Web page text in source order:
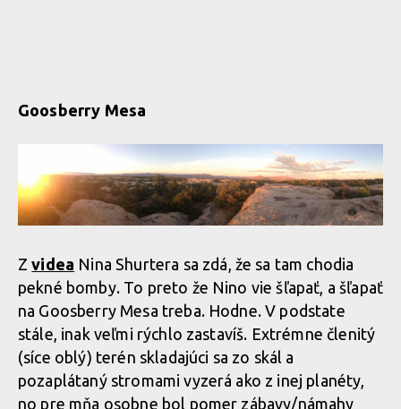
Goosberry Mesa
Zvidea Nina Shurtera sa zdá, že sa tam chodia
pekné bomby. To preto že Nino vie šľapať, a šľapať
na Goosberry Mesa treba. Hodne. V podstate
stále, inak veľmi rýchlo zastavíš. Extrémne členitý
(síce oblý) terén skladajúci sa zo skál a
pozaplátaný stromami vyzerá ako z inej planéty,
no pre mňa osobne bol pomer zábavy/námahy